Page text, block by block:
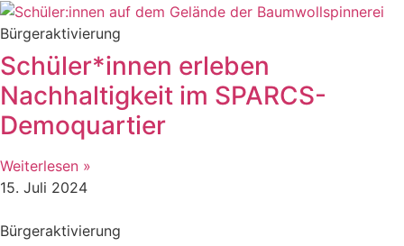
Bürgeraktivierung
Schüler*innen erleben
Nachhaltigkeit im SPARCS-
Demoquartier
Weiterlesen »
15. Juli 2024
Bürgeraktivierung